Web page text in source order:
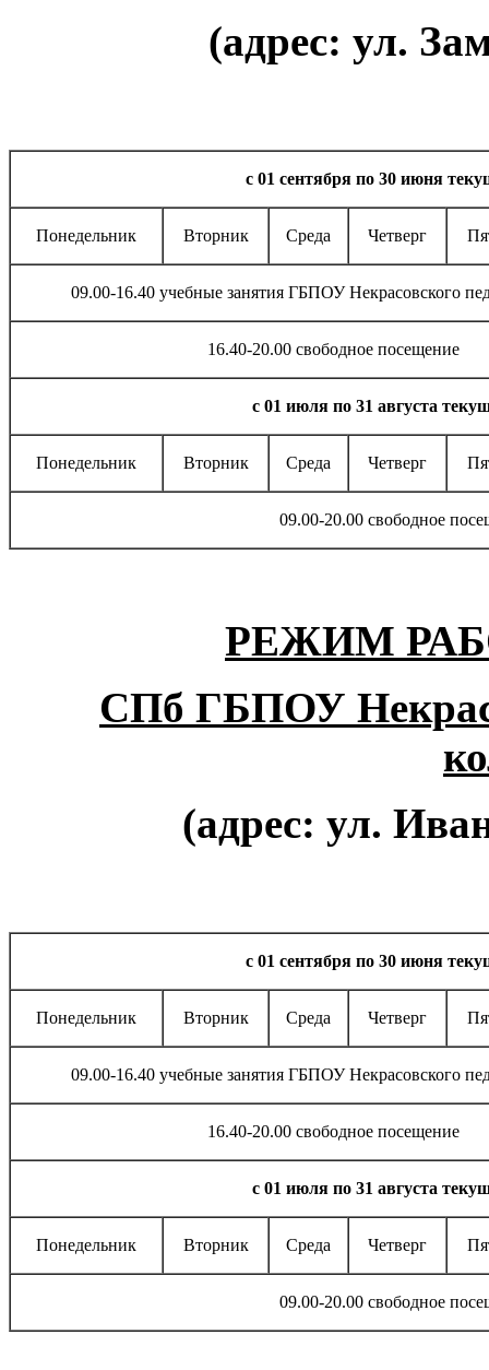
(адрес: ул.
с 01 сентября по 30 июня
Понедельник Вторник Среда Четверг
09.00-16.40 учебные занятия ГБПОУ Некрасовского
16.40-20.00 свободное посещение
с 01 июля по 31 августа
Понедельник Вторник Среда Четверг
09.00-20.00 свободное
РЕЖИМ
СПб ГБПОУ
(адрес: ул.
с 01 сентября по 30 июня
Понедельник Вторник Среда Четверг
09.00-16.40 учебные занятия ГБПОУ Некрасовского
16.40-20.00 свободное посещение
с 01 июля по 31 августа
Понедельник Вторник Среда Четверг
09.00-20.00 свободное